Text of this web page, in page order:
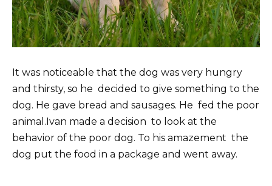
It was noticeable that the dog was very hungry
and thirsty, so he decided to give something to the
dog. He gave bread and sausages. He fed the poor
animal.Ivan made a decision to look at the
behavior of the poor dog. To his amazement the
dog put the food in a package and went away.